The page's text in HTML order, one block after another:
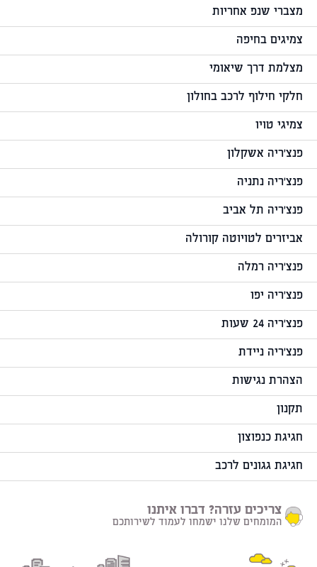
מצברי שנפ אחריות
צמיגים בחיפה
מצלמת דרך שיאומי
חלקי חילוף לרכב בחולון
צמיגי טויו
פנצ'ריה אשקלון
פנצ'ריה נתניה
פנצ'ריה תל אביב
אביזרים לטויוטה קורולה
פנצ'ריה רמלה
פנצ'ריה יפו
פנצ'ריה 24 שעות
פנצ'ריה ניידת
הצהרת נגישות
תקנון
חגיגת כנפוצון
חגיגת גגונים לרכב
צריכים עזרה? דברו איתנו
המומחים שלנו ישמחו לעמוד לשירותכם